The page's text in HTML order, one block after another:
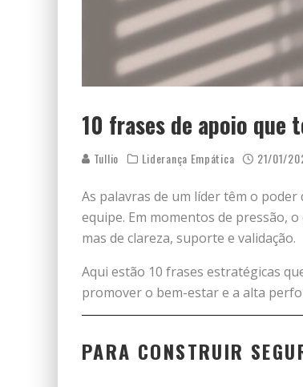
10 frases de apoio que
Tullio Liderança Empática 21/01/
As palavras de um líder têm o
equipe. Em momentos de pressão,
mas de clareza, suporte e validação.
Aqui estão 10 frases estratégicas
promover o bem-estar e a alta
PARA CONSTRUIR